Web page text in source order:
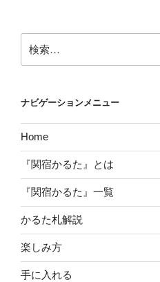
ゲ
ー
ョ
ン
索:
ナビゲーションメニュー
Home
『関宿かるた』とは
『関宿かるた』一覧
かるた札解説
楽しみ方
手に入れる